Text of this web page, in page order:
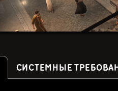
СИСТЕМНЫЕ